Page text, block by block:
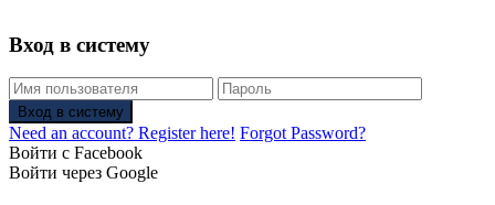
Вход в систему
Вход в систему
Need an account? Register here! Forgot Password?
Войти с Facebook
Войти через Google